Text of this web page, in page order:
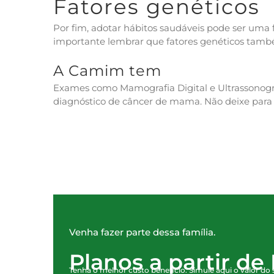
Fatores genéticos
Por fim, adotar hábitos saudáveis pode ser
importante lembrar que fatores genéticos
A Camim tem
Exames como Mamografia Digital e
diagnóstico de câncer de mama. Não deixe
Venha fazer parte dessa família.
Planos a partir de
Tenha o melhor custo beneficio. Simule aqui o valor do